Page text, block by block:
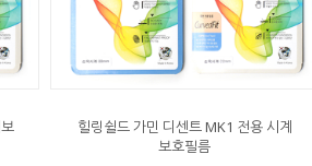
힐링쉴드 가민 디센트 MK1 전용 시계
보호필름